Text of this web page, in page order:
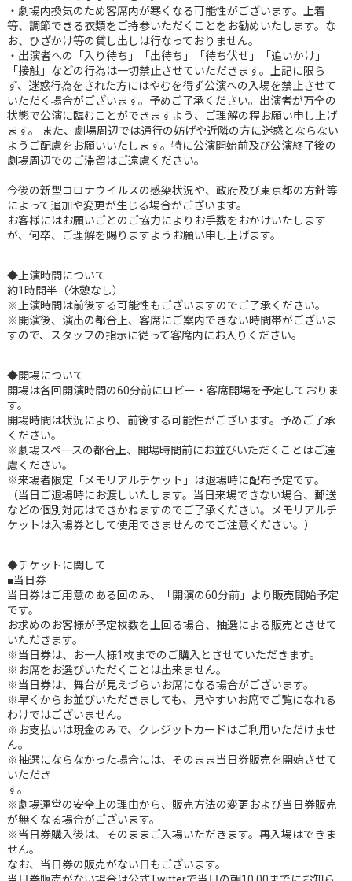
・劇場内換気のため客席内が寒くなる可能性がございます。上着
等、調節できる衣類をご持参いただくことをお勧めいたします。な
お、ひざかけ等の貸し出しは行なっておりません。
・出演者への「入り待ち」「出待ち」「待ち伏せ」「追いかけ」
「接触」などの行為は一切禁止させていただきます。上記に限ら
ず、迷惑行為をされた方にはやむを得ず公演への入場を禁止させて
いただく場合がございます。予めご了承ください。出演者が万全の
状態で公演に臨むことができますよう、ご理解の程お願い申し上げ
ます。 また、劇場周辺では通行の妨げや近隣の方に迷惑とならない
ようご配慮をお願いいたします。特に公演開始前及び公演終了後の
劇場周辺でのご滞留はご遠慮ください。
今後の新型コロナウイルスの感染状況や、政府及び東京都の方針等
によって追加や変更が生じる場合がございます。
お客様にはお願いごとのご協力によりお手数をおかけいたします
が、何卒、ご理解を賜りますようお願い申し上げます。
◆上演時間について
約1時間半（休憩なし）
※上演時間は前後する可能性もございますのでご了承ください。
※開演後、演出の都合上、客席にご案内できない時間帯がございま
すので、スタッフの指示に従って客席内にお入りください。
◆開場について
開場は各回開演時間の60分前にロビー・客席開場を予定しておりま
す。
開場時間は状況により、前後する可能性がございます。予めご了承
ください。
※劇場スペースの都合上、開場時間前にお並びいただくことはご遠
慮ください。
※来場者限定「メモリアルチケット」は退場時に配布予定です。
（当日ご退場時にお渡しいたします。当日来場できない場合、郵送
などの個別対応はできかねますのでご了承ください。メモリアルチ
ケットは入場券として使用できませんのでご注意ください。）
◆チケットに関して
■当日券
当日券はご用意のある回のみ、「開演の60分前」より販売開始予定
です。
お求めのお客様が予定枚数を上回る場合、抽選による販売とさせて
いただきます。
※当日券は、お一人様1枚までのご購入とさせていただきます。
※お席をお選びいただくことは出来ません。
※当日券は、舞台が見えづらいお席になる場合がございます。
※早くからお並びいただきましても、見やすいお席でご覧になれる
わけではございません。
※お支払いは現金のみで、クレジットカードはご利用いただけませ
ん。
※抽選にならなかった場合には、そのまま当日券販売を開始させて
いただき
す。
※劇場運営の安全上の理由から、販売方法の変更および当日券販売
が無くなる場合がございます。
※当日券購入後は、そのままご入場いただきます。再入場はできま
せん。
なお、当日券の販売がない日もございます。